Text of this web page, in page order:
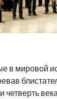
мировой
четверть